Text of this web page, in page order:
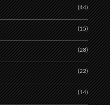
(44)
(15)
(28)
(22)
(14)